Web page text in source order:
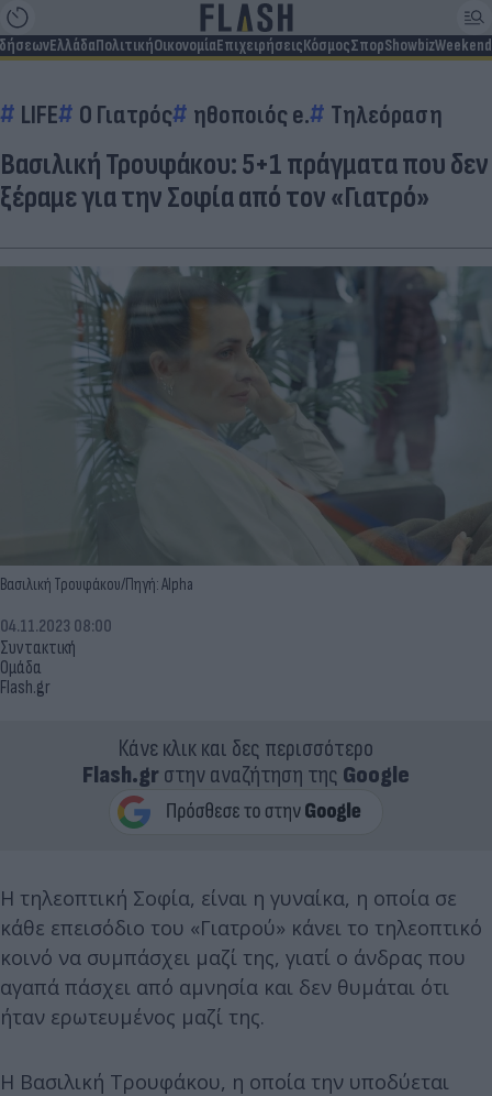
ΕλλάδαΠολιτικήΟικονομίαΕπιχειρήσειςΚόσμοςΣπορShowbizWeekend
LIFE Ο Γιατρός ηθοποιός e. Τηλεόραση
Βασιλική Τρουφάκου: 5+1 πράγματα που δεν
ξέραμε για την Σοφία από τον «Γιατρό»
Βασιλική Τρουφάκου/Πηγή: Alpha
Συντακτική
Ομάδα
Flash.gr
04.11.2023 08:00
Κάνε κλικ και δες περισσότερο
Flash.grστην αναζήτηση της Google
Η τηλεοπτική Σοφία, είναι η γυναίκα, η οποία σε
κάθε επεισόδιο του «Γιατρού» κάνει το τηλεοπτικό
κοινό να συμπάσχει μαζί της, γιατί ο άνδρας που
αγαπά πάσχει από αμνησία και δεν θυμάται ότι
ήταν ερωτευμένος μαζί της.
Η Βασιλική Τρουφάκου, η οποία την υποδύεται